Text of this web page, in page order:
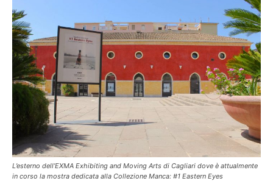
L’esterno dell’EXMA Exhibiting and Moving Arts di Cagliari dove è attualmente
in corso la mostra dedicata alla Collezione Manca: #1 Eastern Eyes